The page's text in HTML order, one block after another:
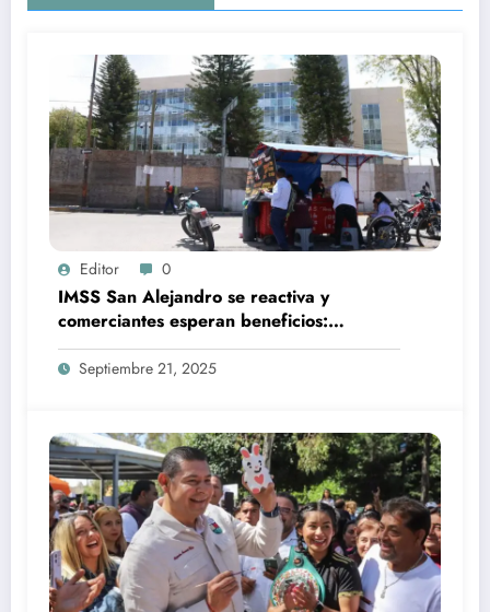
Editor 0
IMSS San Alejandro se reactiva y
comerciantes esperan beneficios:
“estamos ahogados en deudas”
Septiembre 21, 2025